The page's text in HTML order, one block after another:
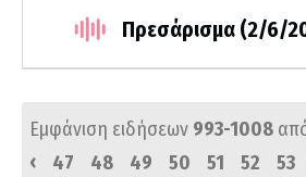
Πρεσάρισμα (2/6/
Εμφάνιση ειδήσεων 993-1008
‹
47 48 49 50 51 52 53